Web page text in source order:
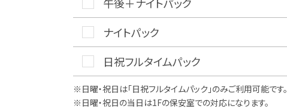
ナイトパック
日祝フルタイムパック
※日曜・祝日は「日祝フルタイムパック」のみご利用可能です。
※日曜・祝日の当日は1Fの保安室での対応になります。